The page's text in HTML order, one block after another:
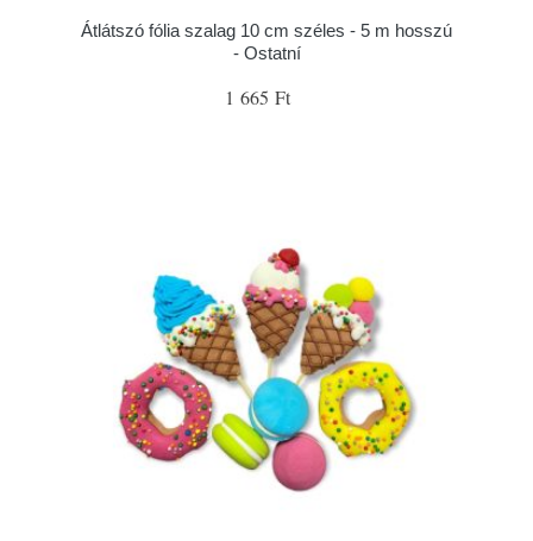
Átlátszó fólia szalag 10 cm széles - 5 m hosszú
- Ostatní
1 665 Ft